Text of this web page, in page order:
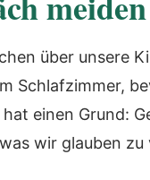
über unsere
Schlafzimmer,
einen Grund:
wir glauben zu